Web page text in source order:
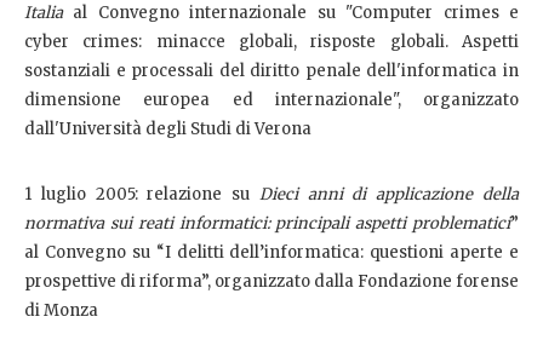
Italiaal Convegno internazionale su "Computer crimes e
cyber crimes: minacce globali, risposte globali. Aspetti
sostanziali e processali del diritto penale dell'informatica in
dimensione europea ed internazionale", organizzato
dall'Università degli Studi di Verona
1 luglio 2005: relazione su Dieci anni di applicazione della
normativa sui reati informatici: principali aspetti problematici”
al Convegno su “I delitti dell’informatica: questioni aperte e
prospettive di riforma”, organizzato dalla Fondazione forense
di Monza